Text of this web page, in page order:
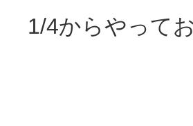
1/4からやって